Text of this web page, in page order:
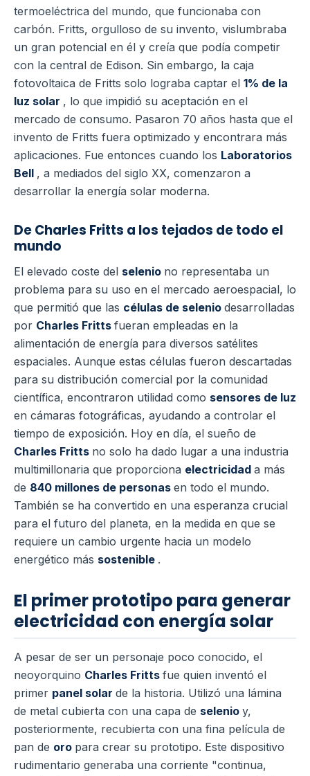
termoeléctrica del mundo, que funcionaba con
carbón. Fritts, orgulloso de su invento, vislumbraba
un gran potencial en él y creía que podía competir
con la central de Edison. Sin embargo, la caja
fotovoltaica de Fritts solo lograba captar el 1% de la
luz solar , lo que impidió su aceptación en el
mercado de consumo. Pasaron 70 años hasta que el
invento de Fritts fuera optimizado y encontrara más
aplicaciones. Fue entonces cuando los Laboratorios
Bell , a mediados del siglo XX, comenzaron a
desarrollar la energía solar moderna.
De Charles Fritts a los tejados de todo el
mundo
El elevado coste del selenio no representaba un
problema para su uso en el mercado aeroespacial, lo
que permitió que las células de selenio desarrolladas
por Charles Fritts fueran empleadas en la
alimentación de energía para diversos satélites
espaciales. Aunque estas células fueron descartadas
para su distribución comercial por la comunidad
científica, encontraron utilidad como sensores de luz
en cámaras fotográficas, ayudando a controlar el
tiempo de exposición. Hoy en día, el sueño de
Charles Fritts no solo ha dado lugar a una industria
multimillonaria que proporciona electricidad a más
de 840 millones de personas en todo el mundo.
También se ha convertido en una esperanza crucial
para el futuro del planeta, en la medida en que se
requiere un cambio urgente hacia un modelo
energético más sostenible .
El primer prototipo para generar
electricidad con energía solar
A pesar de ser un personaje poco conocido, el
neoyorquino Charles Fritts fue quien inventó el
primer panel solar de la historia. Utilizó una lámina
de metal cubierta con una capa de selenio y,
posteriormente, recubierta con una fina película de
pan de oro para crear su prototipo. Este dispositivo
rudimentario generaba una corriente "continua,